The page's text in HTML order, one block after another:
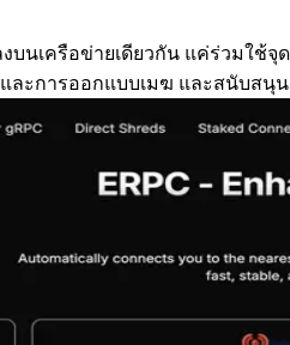
งบนเครือข่ายเดียวกัน แค่ร่วม
ละการออกแบบเมฆ และสนับส